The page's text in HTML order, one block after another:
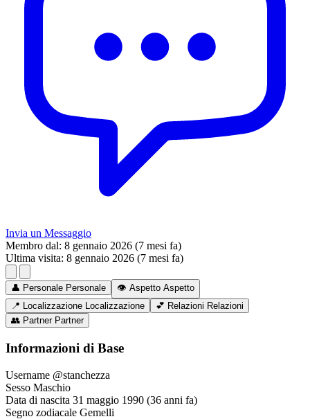
Invia un Messaggio
Membro dal: 8 gennaio 2026 (7 mesi fa)
Ultima visita: 8 gennaio 2026 (7 mesi fa)
👤 Personale Personale 👁️ Aspetto Aspetto
📍 Localizzazione Localizzazione 💕 Relazioni Relazioni
👥 Partner Partner
Informazioni di Base
Username @stanchezza
Sesso Maschio
Data di nascita 31 maggio 1990 (36 anni fa)
Segno zodiacale Gemelli